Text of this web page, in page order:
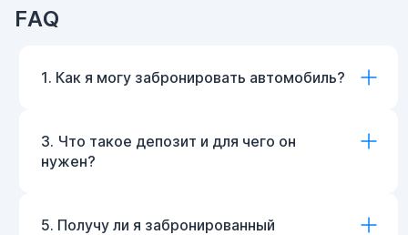
FAQ
1. Как я могу забронировать автомобиль?
3. Что такое депозит и для чего он
нужен?
5. Получу ли я забронированный